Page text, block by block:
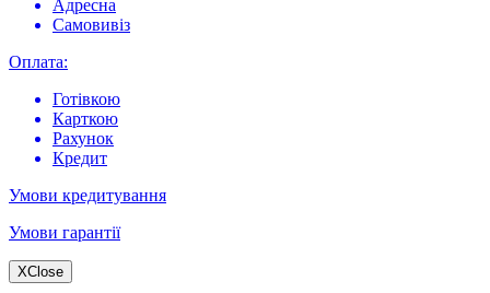
Адресна
Самовивіз
Оплата:
Готівкою
Карткою
Рахунок
Кредит
Умови кредитування
Умови гарантії
XClose